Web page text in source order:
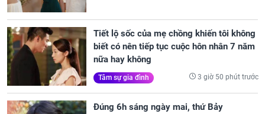
Tiết lộ sốc của mẹ chồng khiến tôi không
biết có nên tiếp tục cuộc hôn nhân 7 năm
nữa hay không
Tâm sự gia đình 3 giờ 50 phút trước
Đúng 6h sáng ngày mai, thứ Bảy